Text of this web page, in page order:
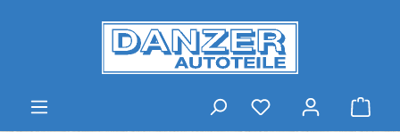
Zum Hauptinhalt springen